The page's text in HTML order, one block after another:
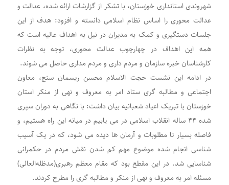
شهروندی استانداری خوزستان، با تشکر از گزارشات ارائه شده، عدالت و
عدالت محوری را اساس نظام اسلامی دانسته و افزود: هدف از این
جلسات دستگیری و کمک به مدیران در نیل به اهداف عالیه است که
همه این اهداف در چهارچوب عدالت محوری، توجه به نظرات
کارشناسان خبره سازمان و مردم داری و مردم مداری حاصل می شوند.
در ادامه این نشست حجت الاسلام محسن ریسمان سنج، معاون
اجتماعی و مطالبه گری ستاد امر به معروف و نهی از منکر استان
خوزستان با تبریک اعیاد شعبانیه بیان داشت: با نگاهی به دوران سپری
شده ۴۴ ساله انقلاب اسلامی در می یابیم در میانه این راه هستیم، و
فاصله بسیار تا مطلوبات و آرمان ها دیده می شود، که در یک آسیب
شناسی انجام شده موضوع مهم کم شدن نقش مردم در حکمرانی
شناسایی شد. در این مقطع بود که مقام معظم رهبری(مدظله‌العالی)
مسئله امر به معروف و نهی از منکر و مطالبه گری را مطرح کردند.